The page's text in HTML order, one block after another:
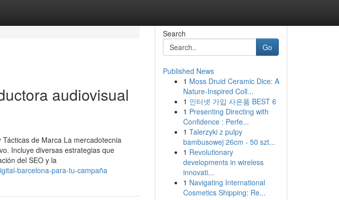
audiovisual
de Marca La mercadotecnia
Incluye diversas estrategias que
del SEO y la
barcelona-para-tu-campaña
Search
Go
Published News
1 Moss Druid Ceramic Dice: A
Nature-Inspired Coll...
1 인터넷 가입 사은품 BEST 6
1 Presenting Directing with
Confidence : Perfe...
1 Talerzyki z pulpy
bambusowej 26cm - 50 szt...
1 Revolutionary
developments in wireless
innovati...
1 Navigating International
Cosmetics Shipping: Re...